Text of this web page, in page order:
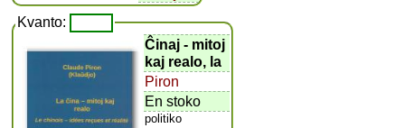
Kvanto:
Ĉinaj - mitoj
kaj realo, la
Piron
En stoko
politiko